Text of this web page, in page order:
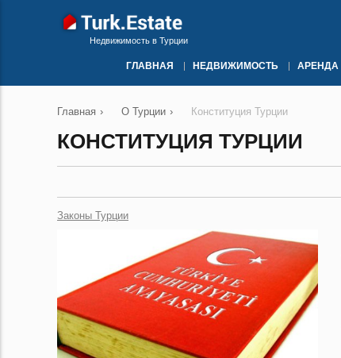
Недвижимость в Турции
ГЛАВНАЯ НЕДВИЖИМОСТЬ АРЕНДА
Главная › О Турции › Конституция Турции
КОНСТИТУЦИЯ ТУРЦИИ
Законы Турции